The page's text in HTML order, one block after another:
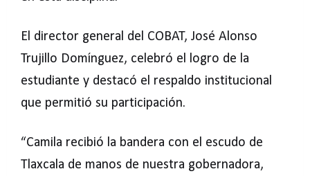
El director general del COBAT, José Alonso
Trujillo Domínguez, celebró el logro de la
estudiante y destacó el respaldo institucional
que permitió su participación.
“Camila recibió la bandera con el escudo de
Tlaxcala de manos de nuestra gobernadora,